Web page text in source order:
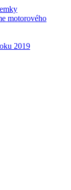
motorového
2019